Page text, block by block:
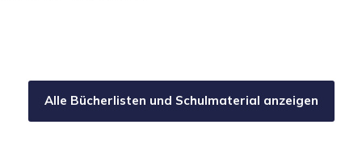
Alle Bücherlisten und Schulmaterial anzeigen